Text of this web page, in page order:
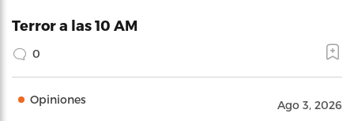
Terror a las 10 AM
0
Opiniones Ago 3, 2026